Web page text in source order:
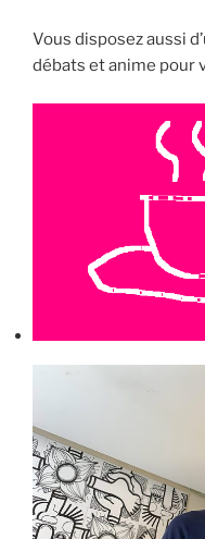
Vous disposez aussi
débats et anime pour